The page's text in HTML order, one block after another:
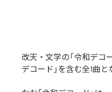
改天・文学の「令和デコ
デコード」を含む全1曲と